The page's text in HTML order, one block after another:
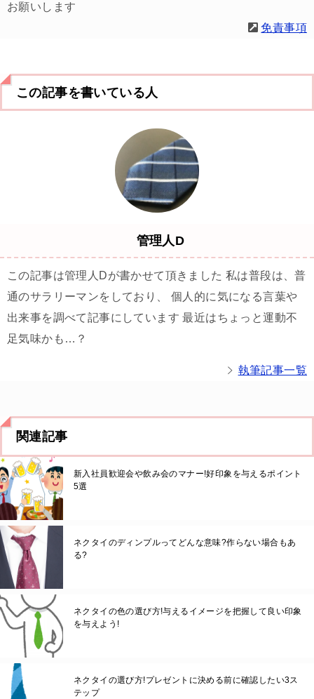
お願いします
免責事項
この記事を書いている人
管理人D
この記事は管理人Dが書かせて頂きました 私は普段は、普
通のサラリーマンをしており、 個人的に気になる言葉や
出来事を調べて記事にしています 最近はちょっと運動不
足気味かも…？
執筆記事一覧
関連記事
新入社員歓迎会や飲み会のマナー!好印象を与えるポイント
5選
ネクタイのディンプルってどんな意味?作らない場合もあ
る?
ネクタイの色の選び方!与えるイメージを把握して良い印象
を与えよう!
ネクタイの選び方!プレゼントに決める前に確認したい3ス
テップ